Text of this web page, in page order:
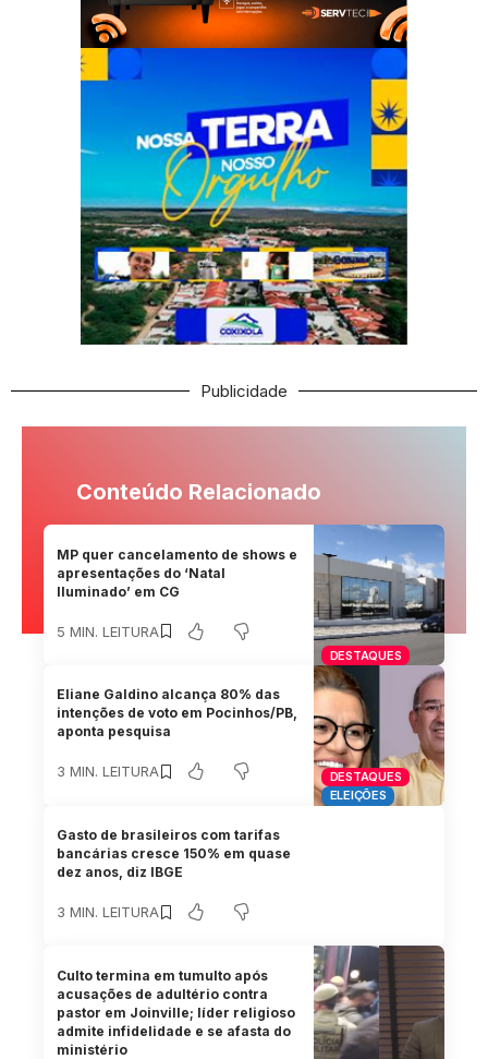
Publicidade
Conteúdo Relacionado
DESTAQUES
MP quer cancelamento de shows e
apresentações do ‘Natal
Iluminado’ em CG
5 MIN. LEITURA
DESTAQUES
ELEIÇÕES
Eliane Galdino alcança 80% das
intenções de voto em Pocinhos/PB,
aponta pesquisa
3 MIN. LEITURA
Gasto de brasileiros com tarifas
bancárias cresce 150% em quase
dez anos, diz IBGE
3 MIN. LEITURA
Culto termina em tumulto após
acusações de adultério contra
pastor em Joinville; líder religioso
admite infidelidade e se afasta do
ministério